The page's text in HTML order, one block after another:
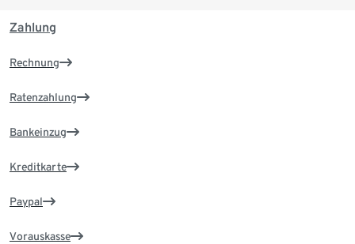
Zahlung
Rechnung
Ratenzahlung
Bankeinzug
Kreditkarte
Paypal
Vorauskasse